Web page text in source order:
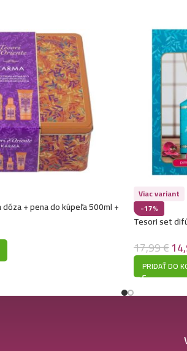
+ pena do kúpeľa 500ml + -17%
Viac variant
Tesori set
17,99€
PRIDAŤ DO